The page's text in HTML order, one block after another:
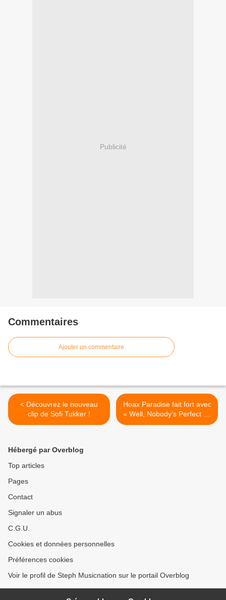
Publicité
Commentaires
Ajouter un commentaire
< Découvrez le nouveau
clip de Sofi Tukker !
Hoax Paradise fait fort avec
« Well, Nobody’s Perfect » !
>
Hébergé par Overblog
Top articles
Pages
Contact
Signaler un abus
C.G.U.
Cookies et données personnelles
Préférences cookies
Voir le profil de Steph Musicnation sur le portail Overblog